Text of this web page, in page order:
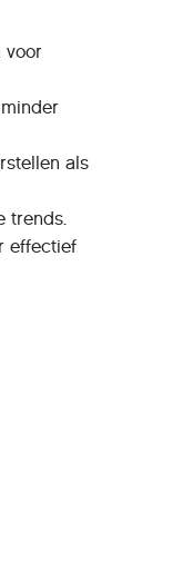
voor
als
trends.
effectief